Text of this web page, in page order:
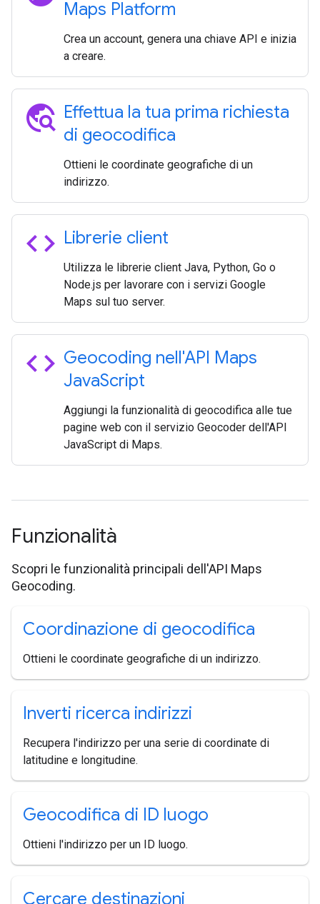
Maps Platform
Crea un account, genera una chiave API e inizia
a creare.
travel_explore Effettua la tua prima richiesta
di geocodifica
Ottieni le coordinate geografiche di un
indirizzo.
code Librerie client
Utilizza le librerie client Java, Python, Go o
Node.js per lavorare con i servizi Google
Maps sul tuo server.
code Geocoding nell'API Maps
JavaScript
Aggiungi la funzionalità di geocodifica alle tue
pagine web con il servizio Geocoder dell'API
JavaScript di Maps.
Funzionalità
Scopri le funzionalità principali dell'API Maps
Geocoding.
Coordinazione di geocodifica
Ottieni le coordinate geografiche di un indirizzo.
Inverti ricerca indirizzi
Recupera l'indirizzo per una serie di coordinate di
latitudine e longitudine.
Geocodifica di ID luogo
Ottieni l'indirizzo per un ID luogo.
Cercare destinazioni